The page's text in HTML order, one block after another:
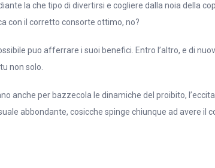
la che tipo di divertirsi e cogliere dalla noia della
con il corretto consorte ottimo, no?
puo afferrare i suoi benefici. Entro l’altro, e di
non solo.
anche per bazzecola le dinamiche del proibito,
abbondante, cosicche spinge chiunque ad avere il